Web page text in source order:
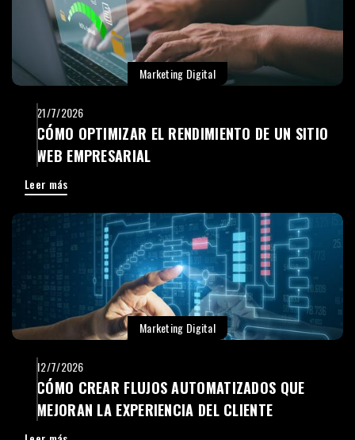
Marketing Digital
21/7/2026
CÓMO OPTIMIZAR EL RENDIMIENTO DE UN SITIO
WEB EMPRESARIAL
Leer más
Marketing Digital
12/7/2026
CÓMO CREAR FLUJOS AUTOMATIZADOS QUE
MEJORAN LA EXPERIENCIA DEL CLIENTE